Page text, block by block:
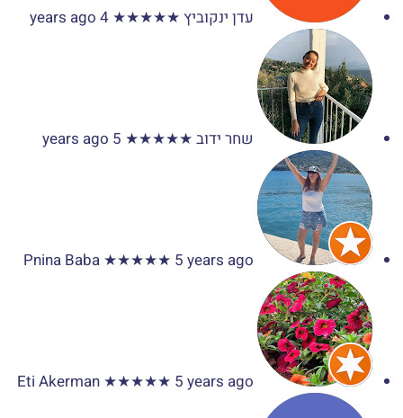
עדן ינקוביץ ★★★★★
4 years ago
שחר ידוב ★★★★★
5 years ago
Pnina Baba ★★★★★ 5 years ago
Eti Akerman ★★★★★ 5 years ago